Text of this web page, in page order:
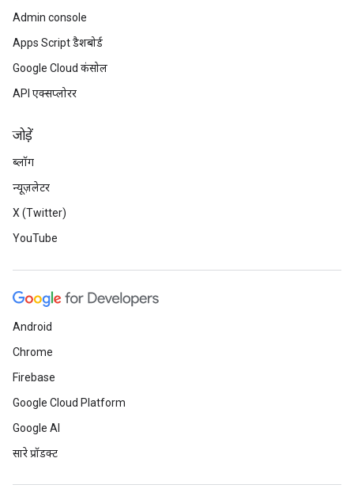
Admin console
Apps Script डैशबोर्ड
Google Cloud कंसोल
API एक्सप्लोरर
जोड़ें
ब्लॉग
न्यूज़लेटर
X (Twitter)
YouTube
Android
Chrome
Firebase
Google Cloud Platform
Google AI
सारे प्रॉडक्ट